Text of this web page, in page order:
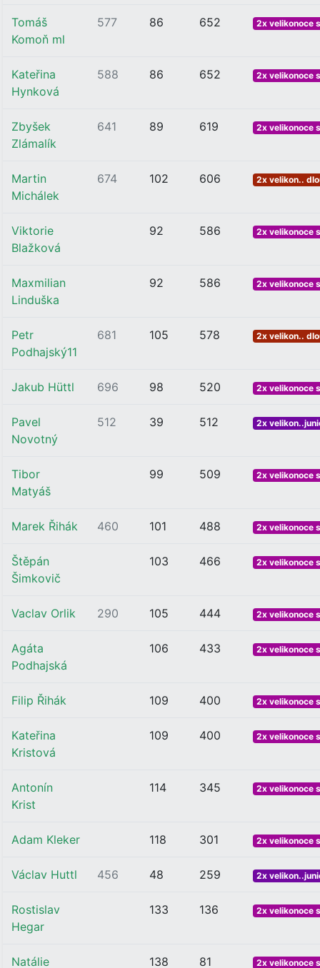
Tomáš
Komoň ml
577 86 652 2x velikonoce
Kateřina
Hynková
588 86 652 2x velikonoce
Zbyšek
Zlámalík
641 89 619 2x velikonoce
Martin
Michálek
674 102 606 2x velikon..
Viktorie
Blažková
92 586 2x velikonoce
Maxmilian
Linduška
92 586 2x velikonoce
Petr
Podhajský11
681 105 578 2x velikon..
Jakub Hüttl 696 98 520 2x velikonoce
Pavel
Novotný
512 39 512 2x
Tibor
Matyáš
99 509 2x velikonoce
Marek Řihák 460 101 488 2x velikonoce
Štěpán
Šimkovič
103 466 2x velikonoce
Vaclav Orlik 290 105 444 2x velikonoce
Agáta
Podhajská
106 433 2x velikonoce
Filip Řihák 109 400 2x velikonoce
Kateřina
Kristová
109 400 2x velikonoce
Antonín
Krist
114 345 2x velikonoce
Adam Kleker 118 301 2x velikonoce
Václav Huttl 456 48 259 2x
Rostislav
Hegar
133 136 2x velikonoce
Natálie 138 81 2x velikonoce